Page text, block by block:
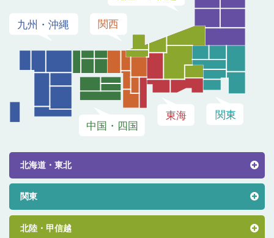
北海道・東北
関東
北陸・甲信越